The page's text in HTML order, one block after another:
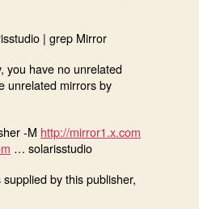
| grep Mirror
you have no unrelated
unrelated mirrors by
-M http://mirror1.x.com
… solarisstudio
by this publisher,